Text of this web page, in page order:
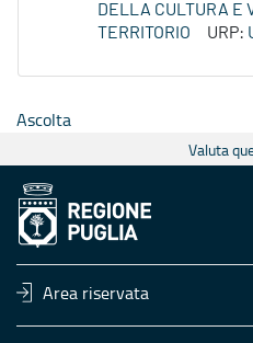
DELLA CULTURA E
TERRITORIO
URP:
Ascolta
Valuta
Area riservata